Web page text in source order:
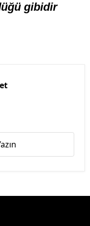
gibidir